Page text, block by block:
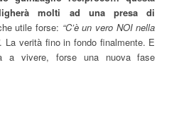
molti ad una presa di
utile forse: “C’è un vero NOI nella
. La verità fino in fondo finalmente. E
a vivere, forse una nuova fase